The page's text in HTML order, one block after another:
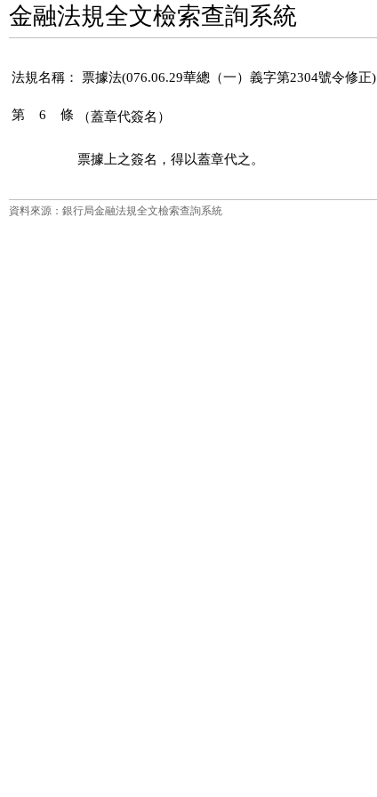
金融法規全文檢索查詢系統
法規名稱： 票據法(076.06.29華總（一）義字第2304號令修正)
第 6 條 （蓋章代簽名）
資料來源：銀行局金融法規全文檢索查詢系統